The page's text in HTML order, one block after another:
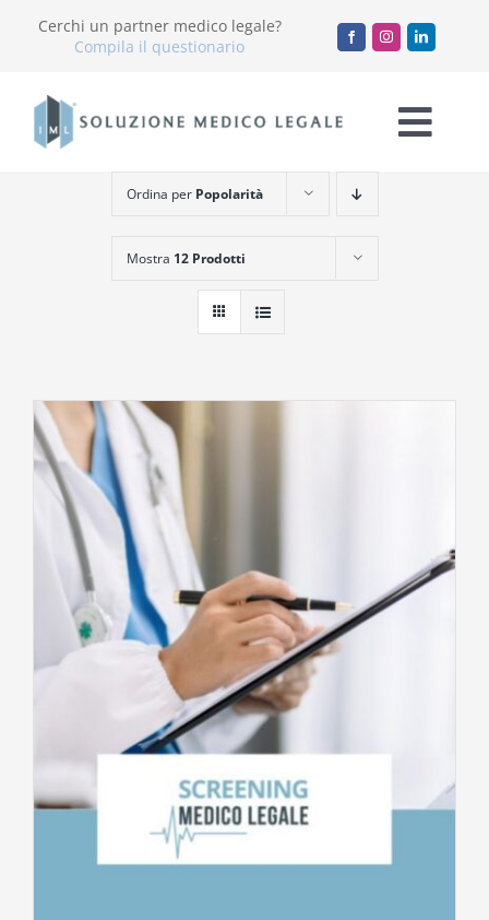
Cerchi un partner medico legale?
Compila il questionario
Chi Siamo
Servizi
Accademia
Blog
Lavora con noi
Carrello
Ordina per Popolarità
Mostra 12 Prodotti